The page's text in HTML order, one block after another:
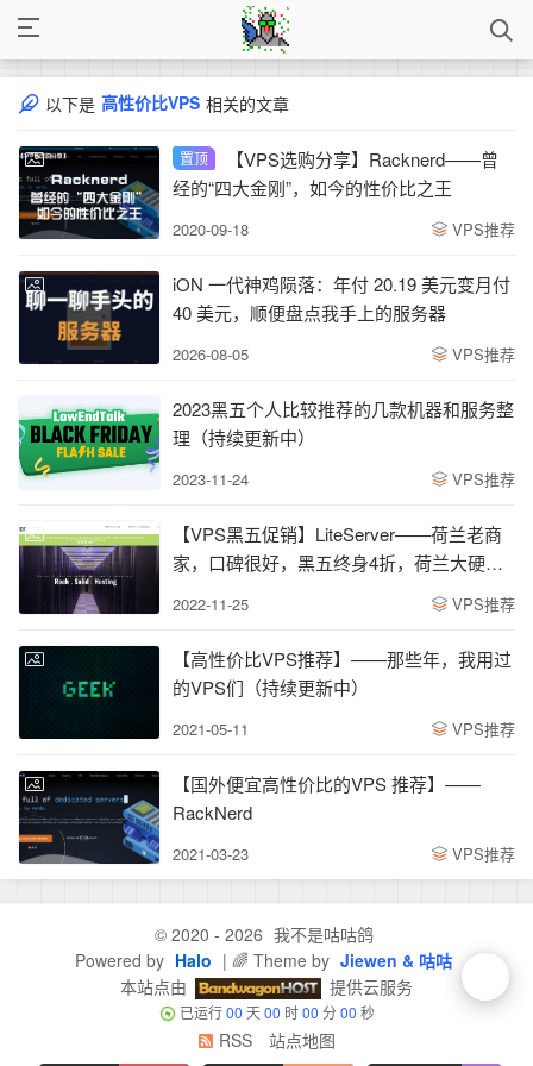
以下是 高性价比VPS 相关的文章
置顶
经的“四大金刚”，如今的性价比之王
2020-09-18 VPS推荐
iON 一代神鸡陨落：年付 20.19 美元变月付
40 美元，顺便盘点我手上的服务器
2026-08-05 VPS推荐
2023黑五个人比较推荐的几款机器和服务整
理（持续更新中）
2023-11-24 VPS推荐
【VPS黑五促销】LiteServer——荷兰老商
家，口碑很好，黑五终身4折，荷兰大硬盘
VPS ，500G HDD月付€2.4， 1T HDD月付
2022-11-25 VPS推荐
【高性价比VPS推荐】——那些年，我用过
的VPS们（持续更新中）
2021-05-11 VPS推荐
【国外便宜高性价比的VPS 推荐】——
RackNerd
2021-03-23 VPS推荐
© 2020 - 2026 我不是咕咕鸽
Powered by Halo | 🌈 Theme by Jiewen & 咕咕
本站点由
提供云服务
已运行00 天00 时00 分00 秒
RSS 站点地图